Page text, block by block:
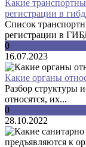
Какие
регистрации в
Список
регистрации в
0
16.07.2023
Какие органы
Разбор структуры
относятся, их...
0
28.10.2022